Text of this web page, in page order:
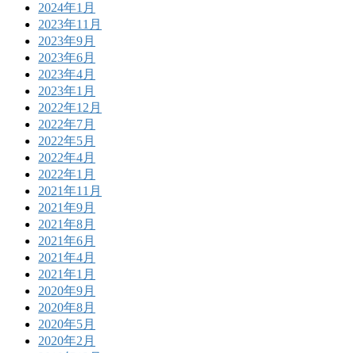
2024年1月
2023年11月
2023年9月
2023年6月
2023年4月
2023年1月
2022年12月
2022年7月
2022年5月
2022年4月
2022年1月
2021年11月
2021年9月
2021年8月
2021年6月
2021年4月
2021年1月
2020年9月
2020年8月
2020年5月
2020年2月